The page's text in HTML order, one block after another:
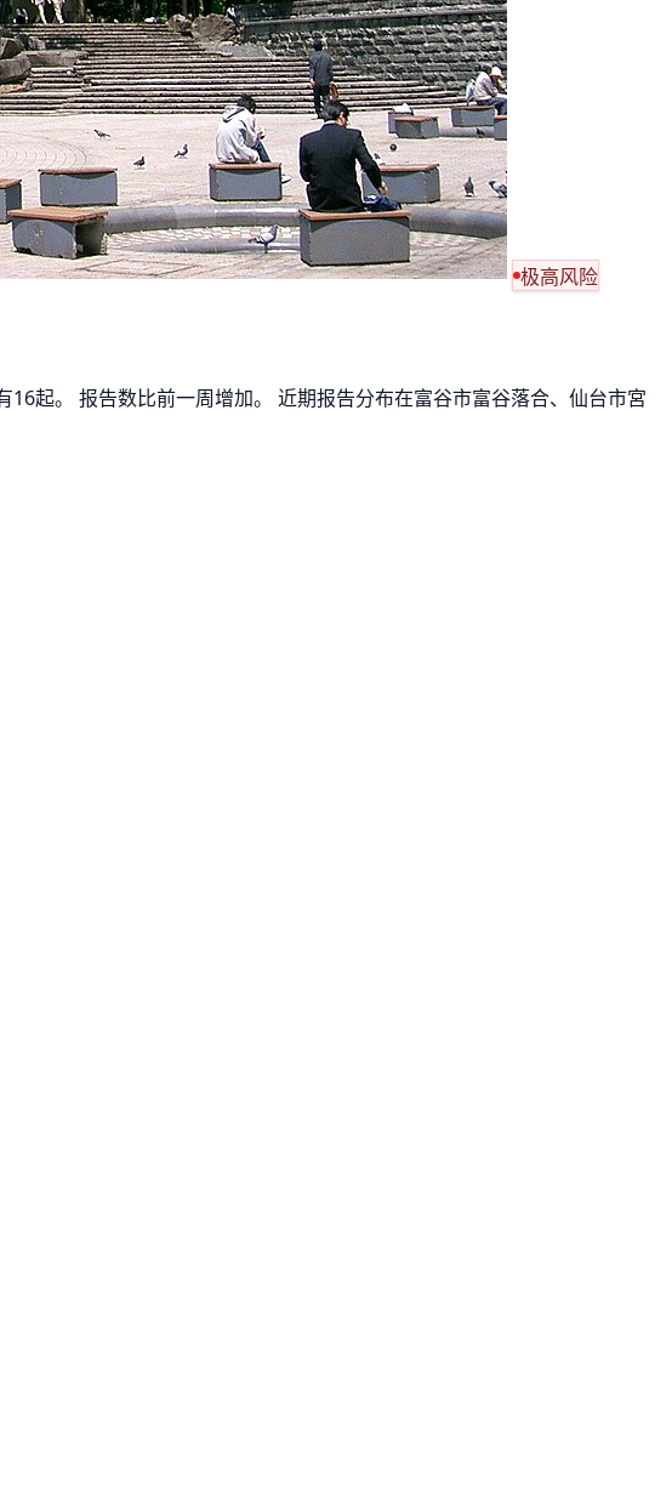
极高风险
起。 报告数比前一周增加。 近期报告分布在富谷市富谷落合、仙台市宮